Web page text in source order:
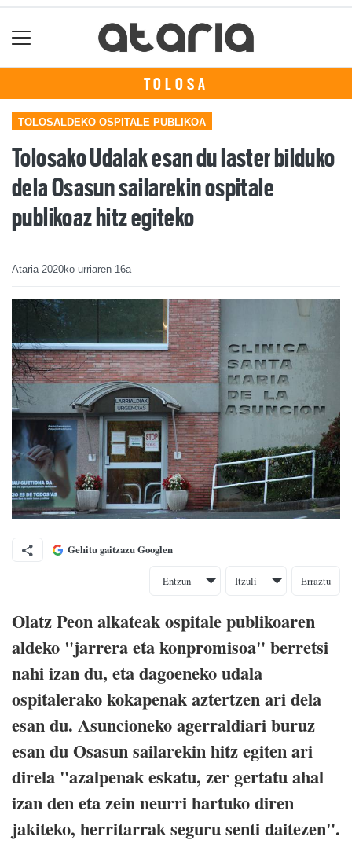
TOLOSA
TOLOSALDEKO OSPITALE PUBLIKOA
Tolosako Udalak esan du laster bilduko
dela Osasun sailarekin ospitale
publikoaz hitz egiteko
Ataria 2020ko urriaren 16a
Gehitu gaitzazu Googlen
Entzun Itzuli Erraztu
Olatz Peon alkateak ospitale publikoaren
aldeko "jarrera eta konpromisoa" berretsi
nahi izan du, eta dagoeneko udala
ospitalerako kokapenak aztertzen ari dela
esan du. Asuncioneko agerraldiari buruz
esan du Osasun sailarekin hitz egiten ari
direla "azalpenak eskatu, zer gertatu ahal
izan den eta zein neurri hartuko diren
jakiteko, herritarrak seguru senti daitezen".